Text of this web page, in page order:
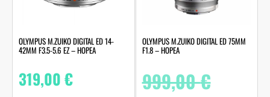
OLYMPUS M.ZUIKO DIGITAL ED 14-
42MM F3.5-5.6 EZ – HOPEA
319,00€
OLYMPUS M.ZUIKO DIGITAL ED 75MM
F1.8 – HOPEA
999,00€